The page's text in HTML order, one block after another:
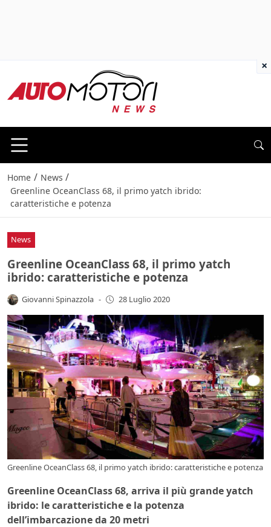
Home / News /
Greenline OceanClass 68, il primo yatch ibrido:
caratteristiche e potenza
News
Greenline OceanClass 68, il primo yatch
ibrido: caratteristiche e potenza
Giovanni Spinazzola - 28 Luglio 2020
Greenline OceanClass 68, il primo yatch ibrido: caratteristiche e potenza
Greenline OceanClass 68, arriva il più grande yatch
ibrido: le caratteristiche e la potenza
dell’imbarcazione da 20 metri
×